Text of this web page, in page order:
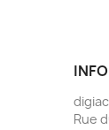
Rue